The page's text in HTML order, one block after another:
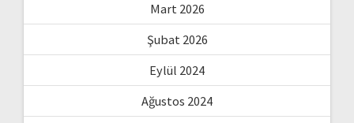
Mart 2026
Şubat 2026
Eylül 2024
Ağustos 2024